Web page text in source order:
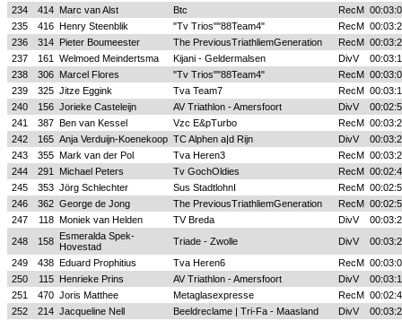
234
414 Marc van Alst Btc RecM
235
416 Henry Steenblik "Tv Trios""88Team4" RecM
236
314 Pieter Boumeester The PreviousTriathliemGeneration RecM
237
161 Welmoed Meindertsma Kijani - Geldermalsen DivV
238
306 Marcel Flores "Tv Trios""88Team4" RecM
239
325 Jitze Eggink Tva Team7 RecM
240
156 Jorieke Casteleijn AV Triathlon - Amersfoort DivV
241
387 Ben van Kessel Vzc E&pTurbo RecM
242
165 Anja Verduijn-Koenekoop TC Alphen a|d Rijn DivV
243
355 Mark van der Pol Tva Heren3 RecM
244
291 Michael Peters Tv GochOldies RecM
245
353 Jörg Schlechter Sus StadtlohnI RecM
246
362 George de Jong The PreviousTriathliemGeneration RecM
247
118 Moniek van Helden TV Breda DivV
248
158 Esmeralda Spek-
Hovestad
Triade - Zwolle DivV
249
438 Eduard Prophitius Tva Heren6 RecM
250
115 Henrieke Prins AV Triathlon - Amersfoort DivV
251
470 Joris Matthee Metaglasexpresse RecM
252
214 Jacqueline Nell Beeldreclame | Tri-Fa - Maasland DivV